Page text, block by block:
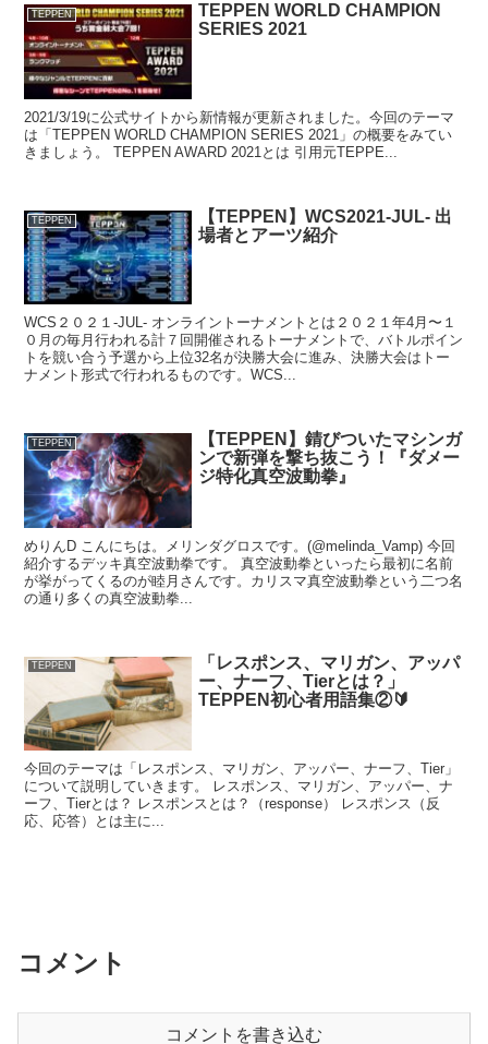
TEPPEN
TEPPEN WORLD CHAMPION
SERIES 2021
2021/3/19に公式サイトから新情報が更新されました。今回のテーマ
は「TEPPEN WORLD CHAMPION SERIES 2021」の概要をみてい
きましょう。 TEPPEN AWARD 2021とは 引用元TEPPE...
TEPPEN
【TEPPEN】WCS2021-JUL- 出
場者とアーツ紹介
WCS２０２１-JUL- オンライントーナメントとは２０２１年4月〜１
０月の毎月行われる計７回開催されるトーナメントで、バトルポイン
トを競い合う予選から上位32名が決勝大会に進み、決勝大会はトー
ナメント形式で行われるものです。WCS...
TEPPEN
【TEPPEN】錆びついたマシンガ
ンで新弾を撃ち抜こう！『ダメー
ジ特化真空波動拳』
めりんD こんにちは。メリンダグロスです。(@melinda_Vamp) 今回
紹介するデッキ真空波動拳です。 真空波動拳といったら最初に名前
が挙がってくるのが睦月さんです。カリスマ真空波動拳という二つ名
の通り多くの真空波動拳...
TEPPEN
「レスポンス、マリガン、アッパ
ー、ナーフ、Tierとは？」
TEPPEN初心者用語集②🔰
今回のテーマは「レスポンス、マリガン、アッパー、ナーフ、Tier」
について説明していきます。 レスポンス、マリガン、アッパー、ナ
ーフ、Tierとは？ レスポンスとは？（response） レスポンス（反
応、応答）とは主に...
コメント
コメントを書き込む